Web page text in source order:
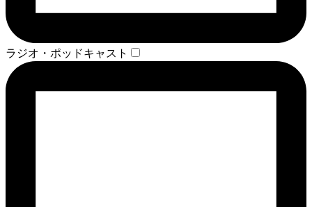
ラジオ・ポッドキャスト